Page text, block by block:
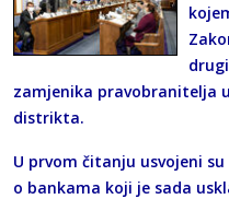
zamjenika pravobranitelja
distrikta.
U prvom čitanju usvojeni
o bankama koji je sada